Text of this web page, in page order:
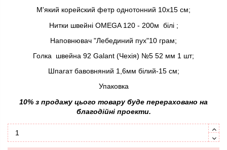
М'який корейский фетр однотонний 10х15 см;
Нитки швейні OMEGA 120 - 200м білі ;
Наповнювач "Лебединий пух"10 грам;
Голка швейна 92 Galant (Чехія) №5 52 мм 1 шт;
Шпагат бавовняний 1,6мм білий-15 см;
Упаковка
10% з продажу цього товару буде перераховано на
благодійні проекти.